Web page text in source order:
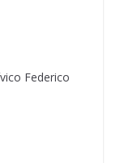
Federico